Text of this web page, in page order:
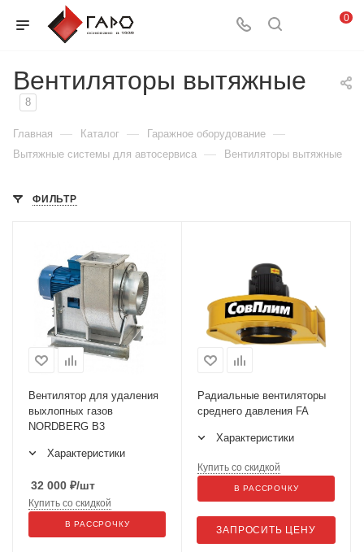
0
Вентиляторы вытяжные
8
Главная — Каталог — Гаражное оборудование —
Вытяжные системы для автосервиса — Вентиляторы вытяжные
ФИЛЬТР
Вентилятор для удаления
выхлопных газов
NORDBERG B3
Характеристики
32 000 ₽/шт
Купить со скидкой
В РАССРОЧКУ
Радиальные вентиляторы
среднего давления FA
Характеристики
ЗАПРОСИТЬ ЦЕНУ
Купить со скидкой
В РАССРОЧКУ